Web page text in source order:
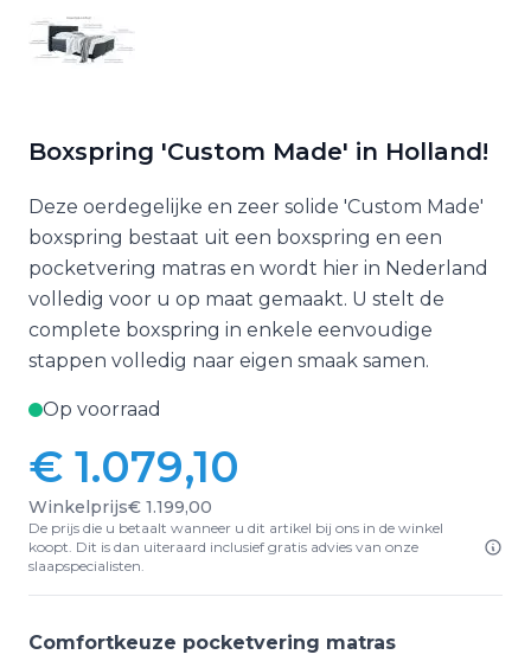
Boxspring 'Custom Made' in Holland!
Deze oerdegelijke en zeer solide 'Custom Made'
boxspring bestaat uit een boxspring en een
pocketvering matras en wordt hier in Nederland
volledig voor u op maat gemaakt. U stelt de
complete boxspring in enkele eenvoudige
stappen volledig naar eigen smaak samen.
Op voorraad
€ 1.079,10
Winkelprijs€ 1.199,00
De prijs die u betaalt wanneer u dit artikel bij ons in de winkel
koopt. Dit is dan uiteraard inclusief gratis advies van onze
slaapspecialisten.
Comfortkeuze pocketvering matras